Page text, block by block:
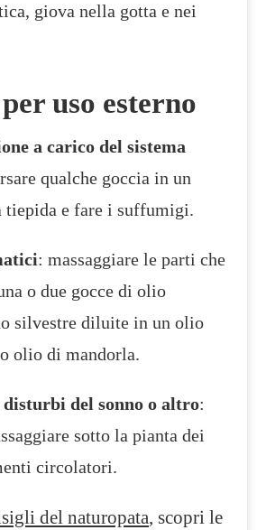
giova nella gotta e nei
uso esterno
a carico del sistema
qualche goccia in un
tiepida e fare i suffumigi.
: massaggiare le parti che
o due gocce di olio
silvestre diluite in un olio
olio di mandorla.
disturbi del sonno o altro:
sotto la pianta dei
circolatori.
del naturopata, scopri le